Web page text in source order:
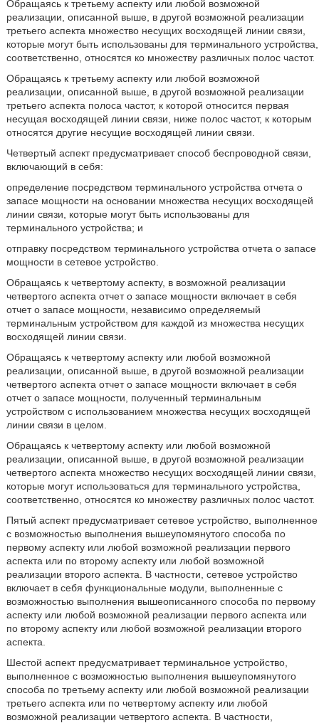
Обращаясь к третьему аспекту или любой возможной
реализации, описанной выше, в другой возможной реализации
третьего аспекта множество несущих восходящей линии связи,
которые могут быть использованы для терминального устройства,
соответственно, относятся ко множеству различных полос частот.
Обращаясь к третьему аспекту или любой возможной
реализации, описанной выше, в другой возможной реализации
третьего аспекта полоса частот, к которой относится первая
несущая восходящей линии связи, ниже полос частот, к которым
относятся другие несущие восходящей линии связи.
Четвертый аспект предусматривает способ беспроводной связи,
включающий в себя:
определение посредством терминального устройства отчета о
запасе мощности на основании множества несущих восходящей
линии связи, которые могут быть использованы для
терминального устройства; и
отправку посредством терминального устройства отчета о запасе
мощности в сетевое устройство.
Обращаясь к четвертому аспекту, в возможной реализации
четвертого аспекта отчет о запасе мощности включает в себя
отчет о запасе мощности, независимо определяемый
терминальным устройством для каждой из множества несущих
восходящей линии связи.
Обращаясь к четвертому аспекту или любой возможной
реализации, описанной выше, в другой возможной реализации
четвертого аспекта отчет о запасе мощности включает в себя
отчет о запасе мощности, полученный терминальным
устройством с использованием множества несущих восходящей
линии связи в целом.
Обращаясь к четвертому аспекту или любой возможной
реализации, описанной выше, в другой возможной реализации
четвертого аспекта множество несущих восходящей линии связи,
которые могут использоваться для терминального устройства,
соответственно, относятся ко множеству различных полос частот.
Пятый аспект предусматривает сетевое устройство, выполненное
с возможностью выполнения вышеупомянутого способа по
первому аспекту или любой возможной реализации первого
аспекта или по второму аспекту или любой возможной
реализации второго аспекта. В частности, сетевое устройство
включает в себя функциональные модули, выполненные с
возможностью выполнения вышеописанного способа по первому
аспекту или любой возможной реализации первого аспекта или
по второму аспекту или любой возможной реализации второго
аспекта.
Шестой аспект предусматривает терминальное устройство,
выполненное с возможностью выполнения вышеупомянутого
способа по третьему аспекту или любой возможной реализации
третьего аспекта или по четвертому аспекту или любой
возможной реализации четвертого аспекта. В частности,